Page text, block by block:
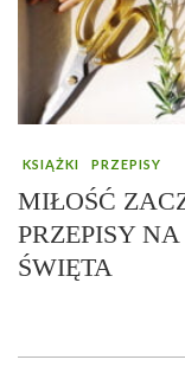
KSIĄŻKI PRZEPISY
MIŁOŚĆ
PRZEPISY
ŚWIĘTA